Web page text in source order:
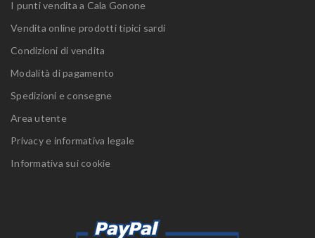
I punti vendita a Cala Gonone
Vendita online prodotti tipici sardi
Condizioni di vendita
Modalità di pagamento
Spedizioni e consegne
Area utente
Privacy e informativa legale
Informativa sui cookie